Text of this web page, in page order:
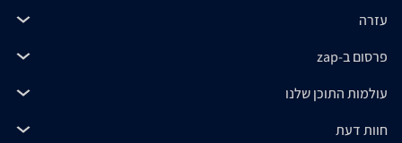
עזרה
פרסום ב-zap
עולמות התוכן שלנו
חוות דעת